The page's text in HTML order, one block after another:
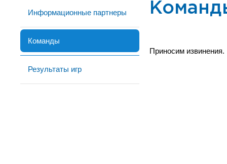
Информационные партнеры
Команды
Результаты игр
Приносим